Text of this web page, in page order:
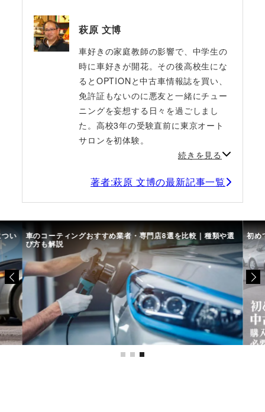
萩原 文博
車好きの家庭教師の影響で、中学生の
時に車好きが開花。その後高校生にな
るとOPTIONと中古車情報誌を買い、
免許証もないのに悪友と一緒にチュー
ニングを妄想する日々を過ごしまし
た。高校3年の受験直前に東京オート
サロンを初体験。
続きを見る
著者:萩原 文博の最新記事一覧
い 車のコーティングおすすめ業者・専門店8選を比較｜種類や選
び方も解説
初め